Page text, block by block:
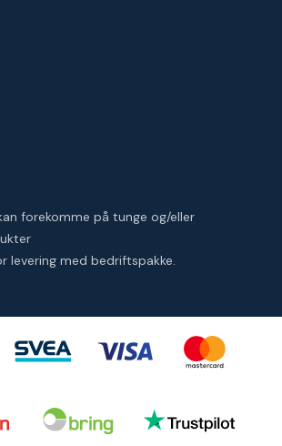
forekomme på tunge og/eller
levering med bedriftspakke.